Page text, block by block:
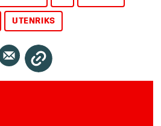
UTENRIKS